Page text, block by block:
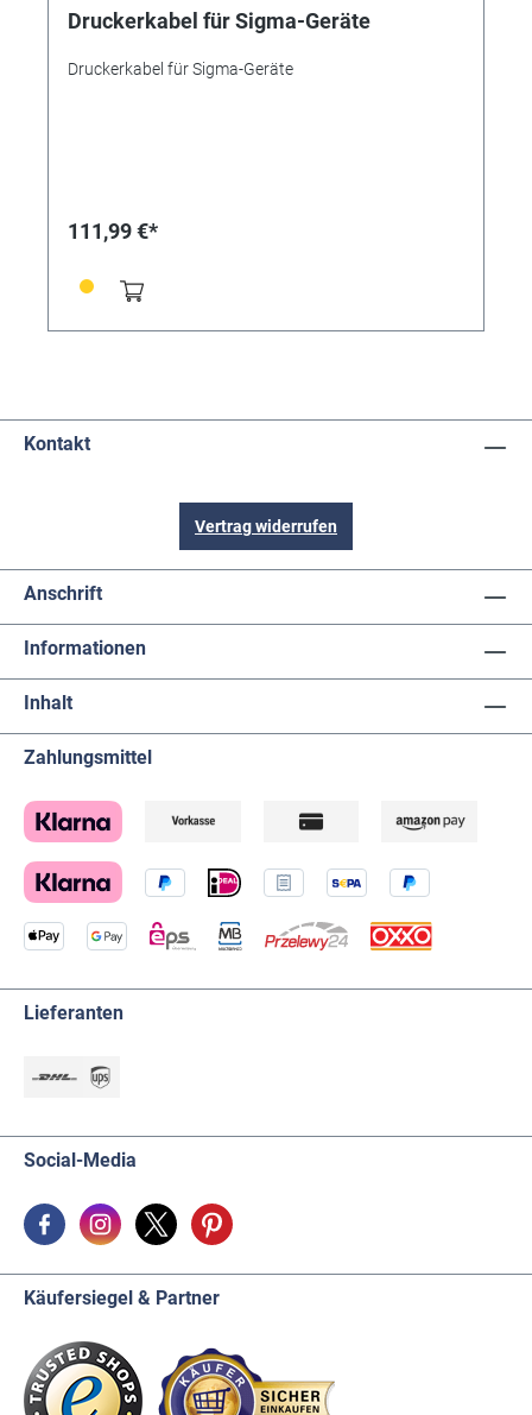
Druckerkabel für Sigma-Geräte
Druckerkabel für Sigma-Geräte
111,99 €*
Kontakt
Vertrag widerrufen
Anschrift
Informationen
Inhalt
Zahlungsmittel
Lieferanten
Social-Media
Käufersiegel & Partner